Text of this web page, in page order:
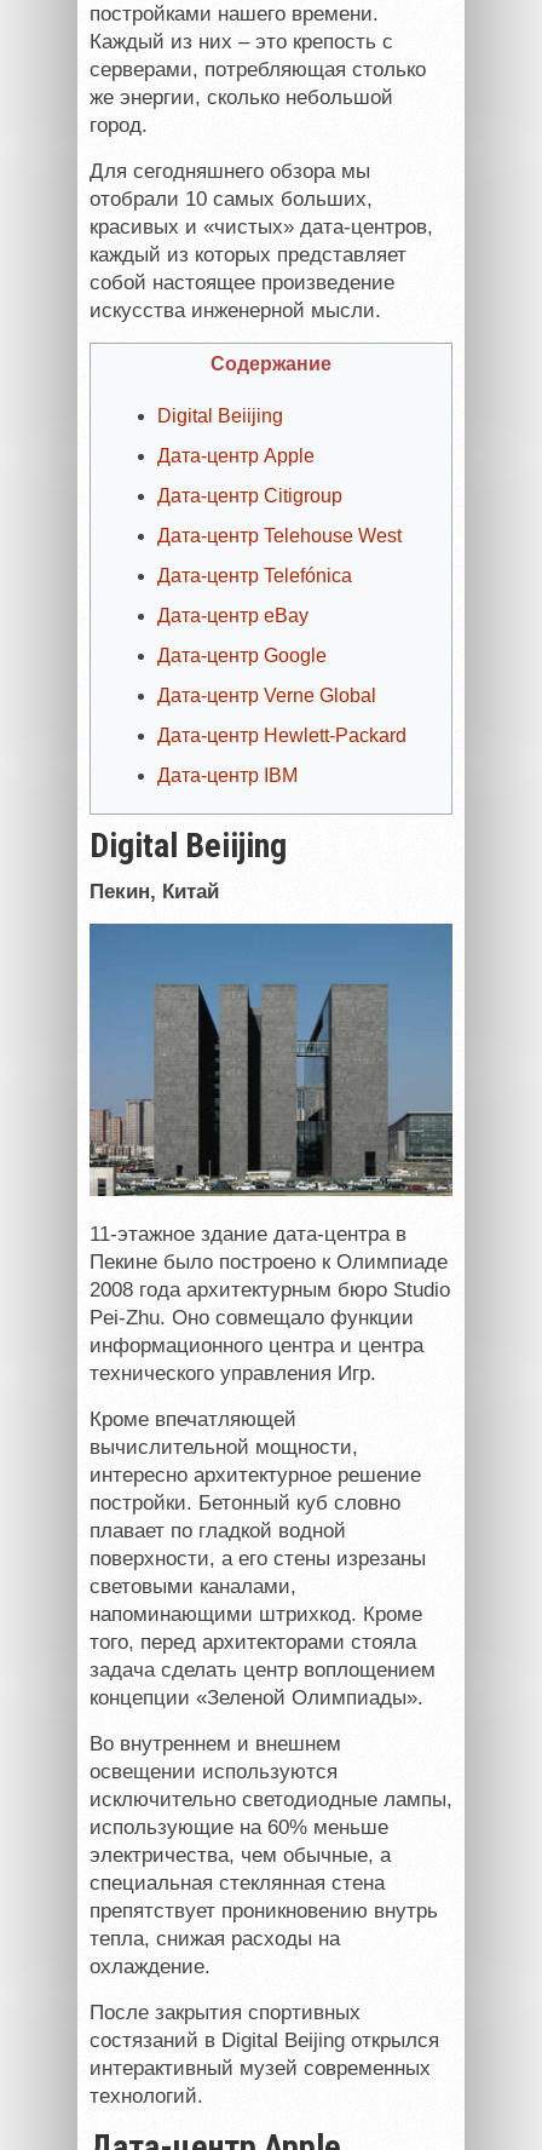
постройками нашего времени.
Каждый из них – это крепость с
серверами, потребляющая столько
же энергии, сколько небольшой
город.
Для сегодняшнего обзора мы
отобрали 10 самых больших,
красивых и «чистых» дата-центров,
каждый из которых представляет
собой настоящее произведение
искусства инженерной мысли.
Содержание
Digital Beiijing
Дата-центр Apple
Дата-центр Citigroup
Дата-центр Telehouse West
Дата-центр Telefónica
Дата-центр eBay
Дата-центр Google
Дата-центр Verne Global
Дата-центр Hewlett-Packard
Дата-центр IBM
Digital Beiijing
Пекин, Китай
11-этажное здание дата-центра в
Пекине было построено к Олимпиаде
2008 года архитектурным бюро Studio
Pei-Zhu. Оно совмещало функции
информационного центра и центра
технического управления Игр.
Кроме впечатляющей
вычислительной мощности,
интересно архитектурное решение
постройки. Бетонный куб словно
плавает по гладкой водной
поверхности, а его стены изрезаны
световыми каналами,
напоминающими штрихкод. Кроме
того, перед архитекторами стояла
задача сделать центр воплощением
концепции «Зеленой Олимпиады».
Во внутреннем и внешнем
освещении используются
исключительно светодиодные лампы,
использующие на 60% меньше
электричества, чем обычные, а
специальная стеклянная стена
препятствует проникновению внутрь
тепла, снижая расходы на
охлаждение.
После закрытия спортивных
состязаний в Digital Beijing открылся
интерактивный музей современных
технологий.